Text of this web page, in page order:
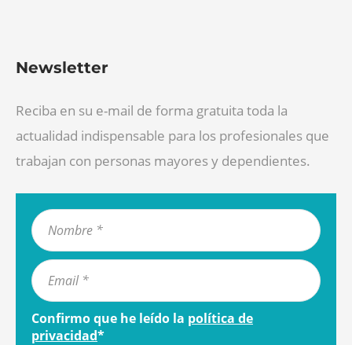
Newsletter
Reciba en su e-mail de forma gratuita toda la
actualidad indispensable para los profesionales que
trabajan con personas mayores y dependientes.
Confirmo que he leído la política de
privacidad*